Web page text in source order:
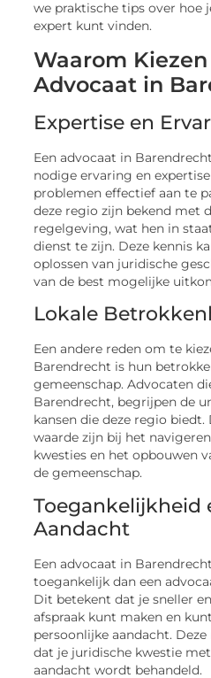
we praktische tips over hoe
expert kunt vinden.
Waarom
Advocaat in
Expertise en
Een advocaat in
nodige ervaring en
problemen effectief aan te
deze regio zijn bekend met
regelgeving, wat hen in
dienst te zijn. Deze kennis
oplossen van juridische
van de best mogelijke
Lokale
Een andere reden om te
Barendrecht is hun
gemeenschap. Advocaten
Barendrecht, begrijpen de
kansen die deze regio
waarde zijn bij het
kwesties en het opbouwen
de gemeenschap.
Toegankelijkheid
Aandacht
Een advocaat in
toegankelijk dan een
Dit betekent dat je sneller
afspraak kunt maken en
persoonlijke aandacht.
dat je juridische kwestie
aandacht wordt behandeld.